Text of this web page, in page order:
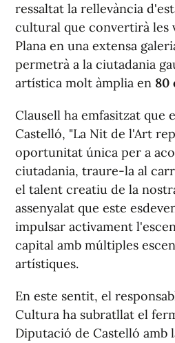
ressaltat la rellevància
cultural que convertirà les
Plana en una extensa
permetrà a la ciutadania
artística molt àmplia en 80
Clausell ha emfasitzat que
Castelló, "La Nit de l'Art
oportunitat única per a
ciutadania, traure-la al
el talent creatiu de la
assenyalat que este
impulsar activament
capital amb múltiples
artístiques.
En este sentit, el
Cultura ha subratllat el
Diputació de Castelló amb